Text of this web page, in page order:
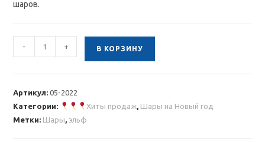
шаров.
Количество
товара
эльфом
- + В КОРЗИНУ
Артикул:05-2022
Категории:
Хиты продаж, Шары на Новый год
Метки: Шары, эльф